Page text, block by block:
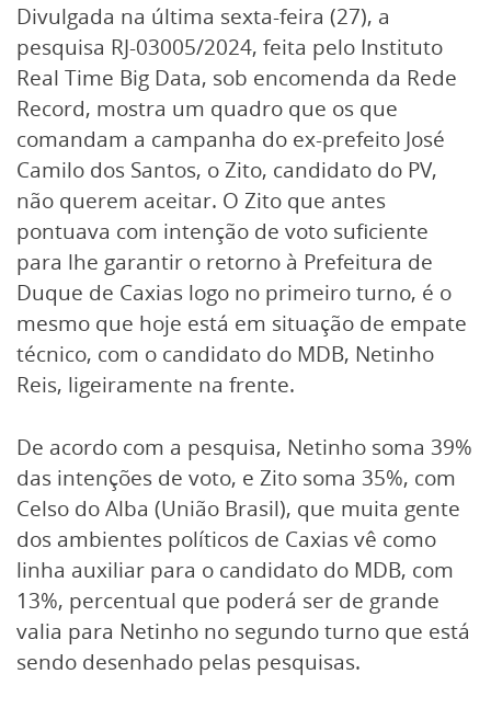
Divulgada na última sexta-feira (27), a
pesquisa RJ-03005/2024, feita pelo Instituto
Real Time Big Data, sob encomenda da Rede
Record, mostra um quadro que os que
comandam a campanha do ex-prefeito José
Camilo dos Santos, o Zito, candidato do PV,
não querem aceitar. O Zito que antes
pontuava com intenção de voto suficiente
para lhe garantir o retorno à Prefeitura de
Duque de Caxias logo no primeiro turno, é o
mesmo que hoje está em situação de empate
técnico, com o candidato do MDB, Netinho
Reis, ligeiramente na frente.
De acordo com a pesquisa, Netinho soma 39%
das intenções de voto, e Zito soma 35%, com
Celso do Alba (União Brasil), que muita gente
dos ambientes políticos de Caxias vê como
linha auxiliar para o candidato do MDB, com
13%, percentual que poderá ser de grande
valia para Netinho no segundo turno que está
sendo desenhado pelas pesquisas.